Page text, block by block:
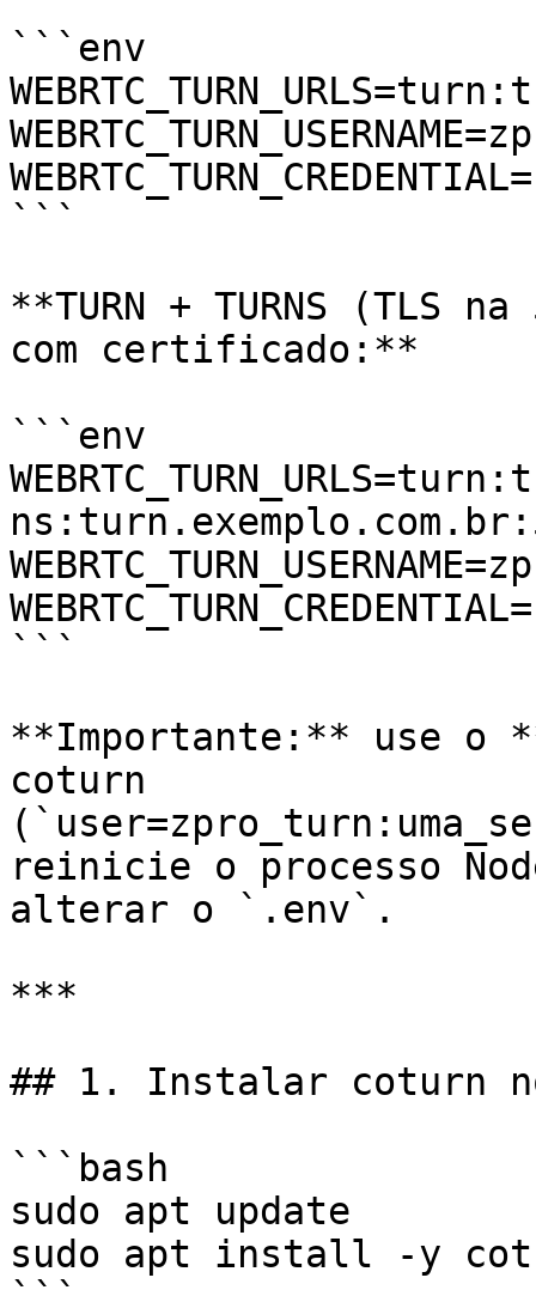
```env
```
**TURN + TURNS (TLS
com certificado:**
```env
```
**Importante:** use o
coturn
reinicie o processo
alterar o `.env`.
***
## 1. Instalar coturn
```bash
sudo apt update
sudo apt install -y